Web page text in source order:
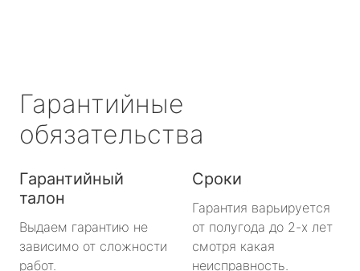
Гарантийные
обязательства
Гарантийный
талон
Выдаем гарантию не
зависимо от сложности
работ.
Сроки
Гарантия варьируется
от полугода до 2-х лет
смотря какая
неисправность.